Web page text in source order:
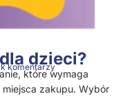
dzieci?
komentarzy
które wymaga
zakupu. Wybór